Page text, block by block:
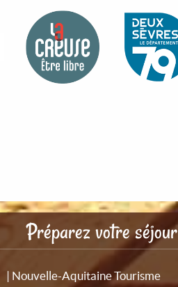
Préparez votre séjour
| Nouvelle-Aquitaine Tourisme